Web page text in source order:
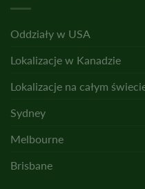
Oddziały w USA
Lokalizacje w Kanadzie
Lokalizacje na całym
Sydney
Melbourne
Brisbane